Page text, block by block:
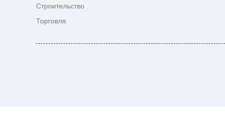
Строительство
Торговля